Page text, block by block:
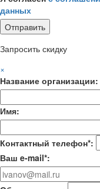
данных
Запросить скидку
×
Название организации:
Имя:
Контактный телефон*:
Ваш e-mail*: